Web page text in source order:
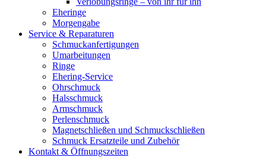
Eheringe
Morgengabe
Service & Reparaturen
Schmuckanfertigungen
Umarbeitungen
Ringe
Ehering-Service
Ohrschmuck
Halsschmuck
Armschmuck
Perlenschmuck
Magnetschließen und Schmuckschließen
Schmuck Ersatzteile und Zubehör
Kontakt & Öffnungszeiten